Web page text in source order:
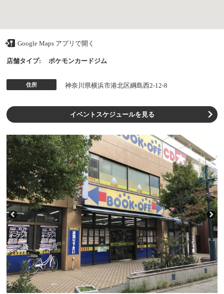
Google Maps アプリで開く
店舗タイプ: ポケモンカードジム
住所 神奈川県横浜市港北区綱島西2-12-8
イベントスケジュールを見る